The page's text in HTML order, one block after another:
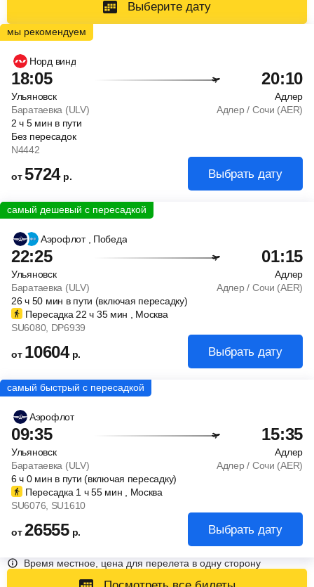
Выберите дату
Норд винд
18:05 20:10
Ульяновск
Адлер
Баратаевка (ULV)
Адлер / Сочи (AER)
2ч 5 мин в пути
Без пересадок
N4442
от5724 р. Выбрать дату
Аэрофлот , Победа
22:25 01:15
Ульяновск
Адлер
Баратаевка (ULV)
Адлер / Сочи (AER)
26ч50 мин в пути (включая пересадку)
Пересадка 22ч 35 мин , Москва
SU6080, DP6939
от 10604 р. Выбрать дату
Аэрофлот
09:35 15:35
Ульяновск
Адлер
Баратаевка (ULV)
Адлер / Сочи (AER)
6ч 0 мин в пути (включая пересадку)
Пересадка 1 ч55 мин , Москва
SU6076 , SU1610
от26555 р. Выбрать дату
Время местное, цена для перелета в одну сторону